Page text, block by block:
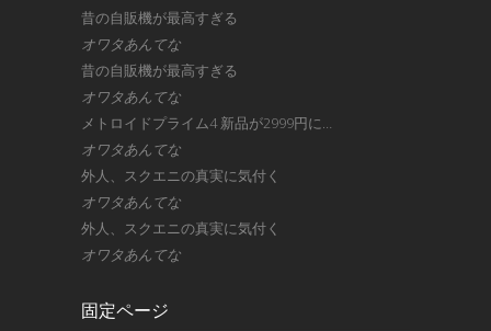
昔の自販機が最高すぎる
オワタあんてな
昔の自販機が最高すぎる
オワタあんてな
メトロイドプライム4 新品が2999円に…
オワタあんてな
外人、スクエニの真実に気付く
オワタあんてな
外人、スクエニの真実に気付く
オワタあんてな
固定ページ